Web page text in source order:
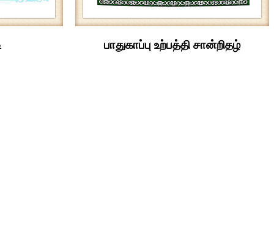
பாதுகாப்பு உற்பத்தி சான்றிதழ்